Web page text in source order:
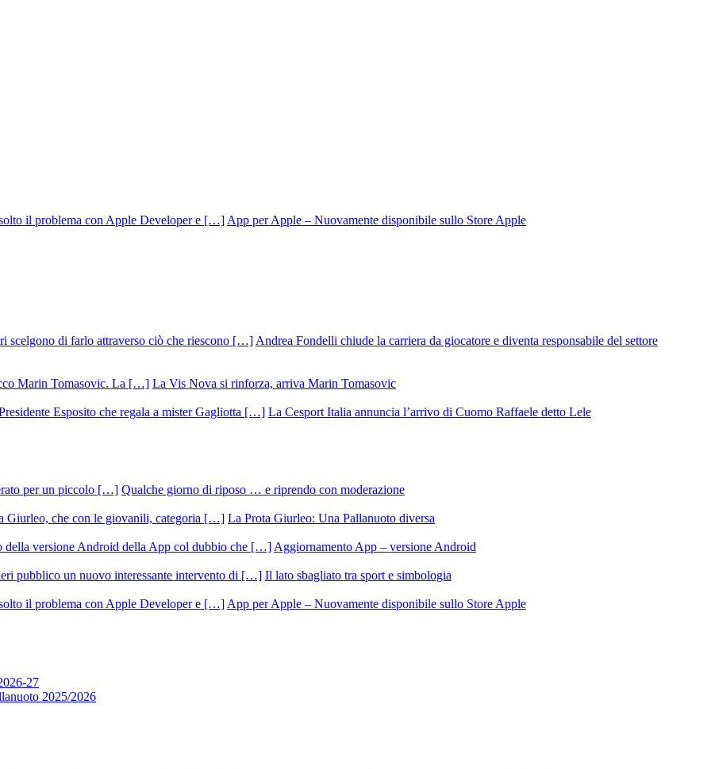
App per Apple – Nuovamente disponibile sullo Store Apple
Andrea Fondelli chiude la carriera da giocatore e diventa responsabile del settore
La Vis Nova si rinforza, arriva Marin Tomasovic
La Cesport Italia annuncia l’arrivo di Cuomo Raffaele detto Lele
Qualche giorno di riposo … e riprendo con moderazione
La Prota Giurleo: Una Pallanuoto diversa
Aggiornamento App – versione Android
Il lato sbagliato tra sport e simbologia
App per Apple – Nuovamente disponibile sullo Store Apple
27
2025/2026